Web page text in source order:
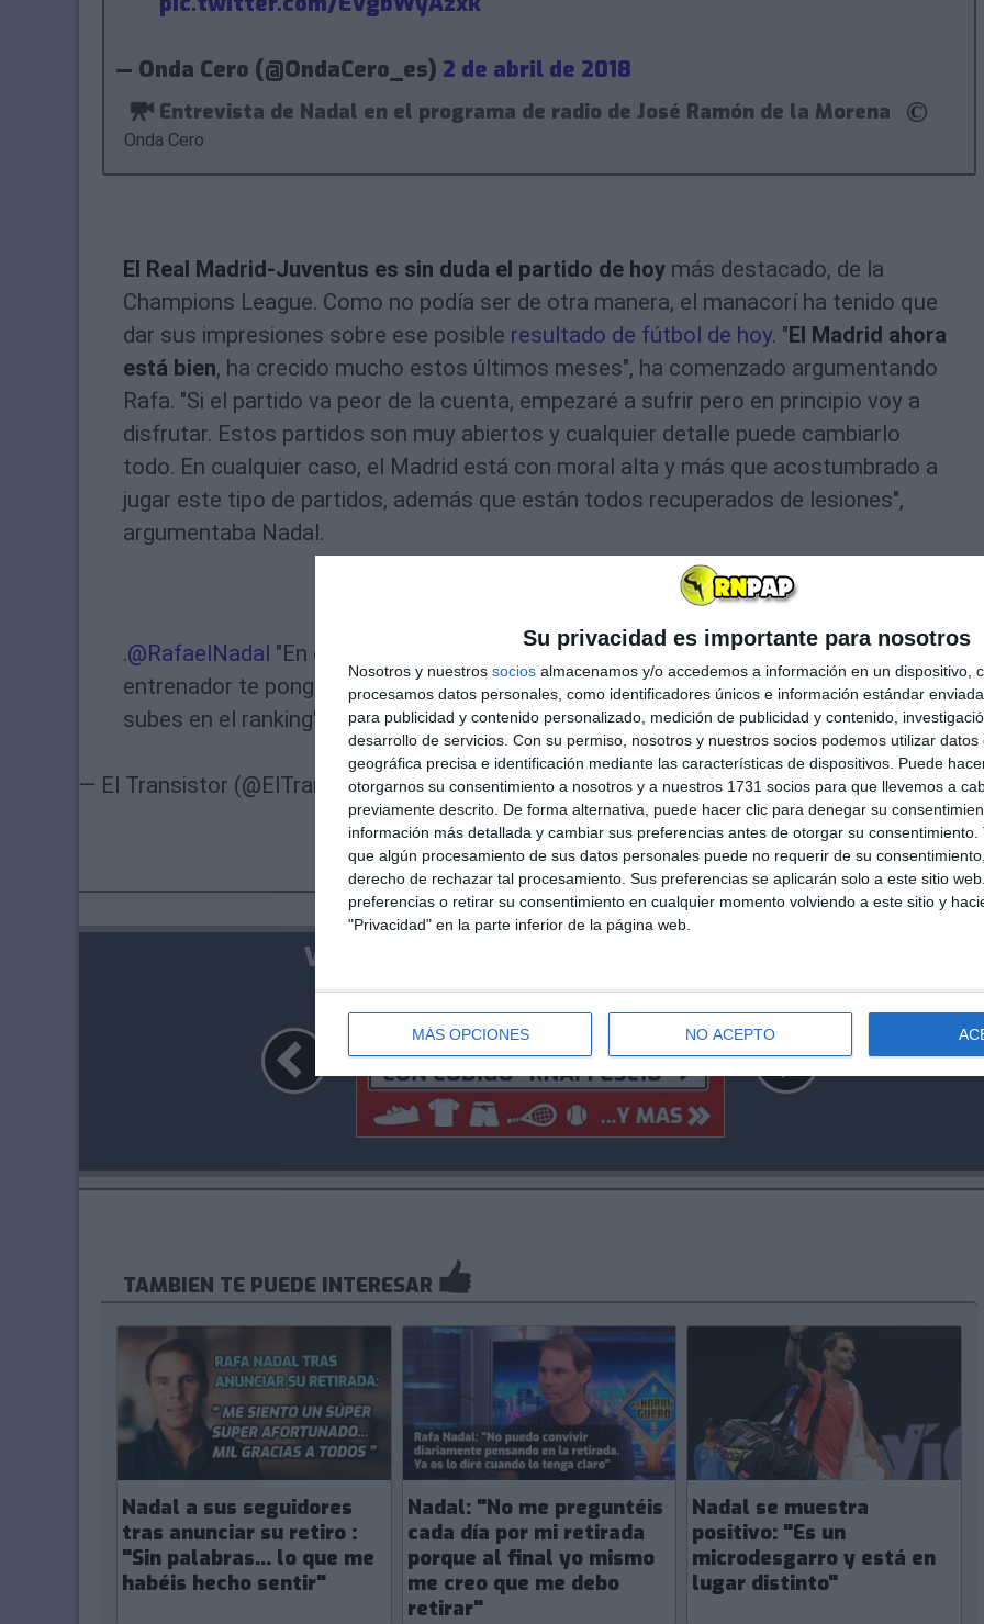
Su privacidad es importante para nosotros
Nosotros y nuestros socios almacenamos y/o accedemos a información en un dispositivo,
procesamos datos personales, como identificadores únicos e información estándar
para publicidad y contenido personalizado, medición de publicidad y contenido,
desarrollo de servicios. Con su permiso, nosotros y nuestros socios podemos utilizar datos
geográfica precisa e identificación mediante las características de dispositivos. Puede
otorgarnos su consentimiento a nosotros y a nuestros 1731 socios para que llevemos a
previamente descrito. De forma alternativa, puede hacer clic para denegar su
información más detallada y cambiar sus preferencias antes de otorgar su consentimiento.
que algún procesamiento de sus datos personales puede no requerir de su
derecho de rechazar tal procesamiento. Sus preferencias se aplicarán solo a este sitio
preferencias o retirar su consentimiento en cualquier momento volviendo a este sitio y
"Privacidad" en la parte inferior de la página web.
MÁS OPCIONES NO ACEPTO
— Onda Cero (@OndaCero_es) 2 de abril de 2018
Entrevista de Nadal en el programa de radio de José Ramón de la Morena
Onda Cero
El Real Madrid-Juventus es sin duda el partido de hoy más destacado, de la
Champions League. Como no podía ser de otra manera, el manacorí ha tenido que
dar sus impresiones sobre ese posible resultado de fútbol de hoy. "El Madrid ahora
está bien, ha crecido mucho estos últimos meses", ha comenzado argumentando
Rafa. "Si el partido va peor de la cuenta, empezaré a sufrir pero en principio voy a
disfrutar. Estos partidos son muy abiertos y cualquier detalle puede cambiarlo
todo. En cualquier caso, el Madrid está con moral alta y más que acostumbrado a
jugar este tipo de partidos, además que están todos recuperados de lesiones",
argumentaba Nadal.
.@RafaelNadal "En el tenis llegan los mejores; en el fútbol dependes de que un
entrenador te ponga,en el tenis en uno contra otro y no hay especulación,si ganas
subes en el ranking"
pic.twitter.com/bZ7utCi5XA
— El Transistor (@ElTransistorOC)2 de abril de 2018
VENTAJAS PARA TÍ, ESTIMADO LECTOR
TAMBIEN TE PUEDE INTERESAR
Nadal a sus seguidores
tras anunciar su retiro :
"Sin palabras... lo que me
habéis hecho sentir"
Nadal: "No me preguntéis
cada día por mi retirada
porque al final yo mismo
me creo que me debo
retirar"
Nadal se muestra
positivo: "Es un
microdesgarro y está en
lugar distinto"